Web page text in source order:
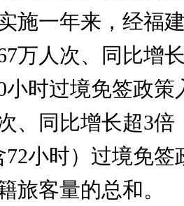
施一年来，经福
万人次、同比增
小时过境免签政策
、同比增长超3倍
72小时）过境免签
旅客量的总和。